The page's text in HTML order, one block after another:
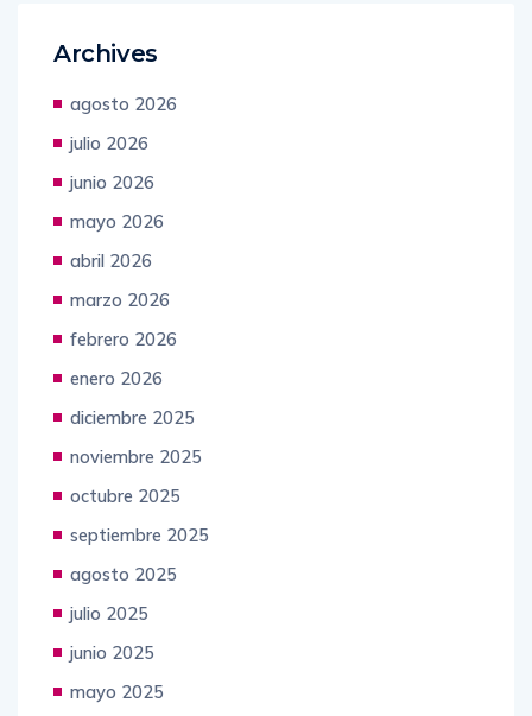
Archives
agosto 2026
julio 2026
junio 2026
mayo 2026
abril 2026
marzo 2026
febrero 2026
enero 2026
diciembre 2025
noviembre 2025
octubre 2025
septiembre 2025
agosto 2025
julio 2025
junio 2025
mayo 2025